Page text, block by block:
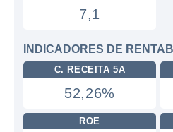
7,1
INDICADORES DE
C. RECEITA 5A
52,26%
ROE